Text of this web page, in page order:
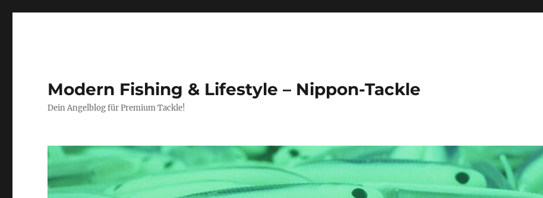
Modern Fishing & Lifestyle – Nippon-Tackle
Dein Angelblog für Premium Tackle!